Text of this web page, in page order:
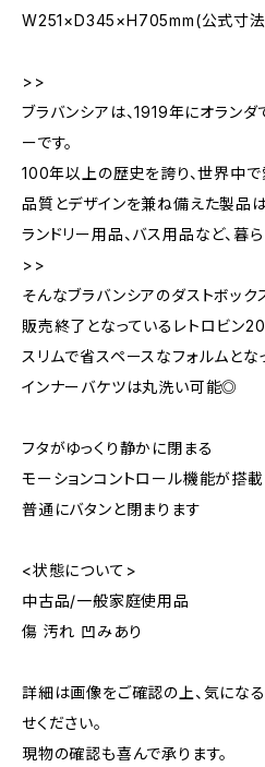
W251×D345×H705mm(公式寸
>>
ブラバンシアは、1919年にオラン
ーです。
100年以上の歴史を誇り、世界中で
品質とデザインを兼ね備えた製品は
ランドリー用品、バス用品など、暮
>>
そんなブラバンシアのダストボッ
販売終了となっているレトロビン
スリムで省スペースなフォルムとな
インナーバケツは丸洗い可能◎
フタがゆっくり静かに閉まる
モーションコントロール機能が搭
普通にバタンと閉まります
<状態について>
中古品/一般家庭使用品
傷 汚れ 凹みあり
詳細は画像をご確認の上、気にな
せください。
現物の確認も喜んで承ります。